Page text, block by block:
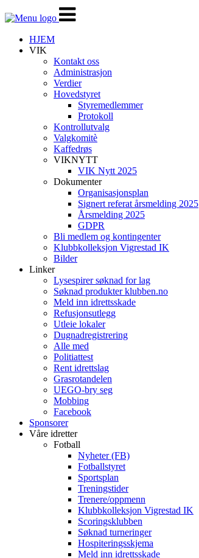
Veksle
navigasjon
HJEM
VIK
Kontakt oss
Administrasjon
Verdier
Hovedstyret
Styremedlemmer
Protokoll
Kontrollutvalg
Valgkomitè
Kaffedrøs
VIKNYTT
VIK Nytt 2025
Dokumenter
Organisasjonsplan
Signert referat årsmelding 2025
Årsmelding 2025
GDPR
Bli medlem og kontingenter
Klubbkolleksjon Vigrestad IK
Bilder
Linker
Lysespirer søknad for lag
Søknad produkter klubben.no
Meld inn idrettsskade
Refusjonsutlegg
Utleie lokaler
Dugnadregistrering
Alle med
Politiattest
Rent idrettslag
Grasrotandelen
UEGO-bry seg
Mobbing
Facebook
Sponsorer
Våre idretter
Fotball
Nyheter (FB)
Fotballstyret
Sportsplan
Treningstider
Trenere/oppmenn
Klubbkolleksjon Vigrestad IK
Scoringsklubben
Søknad turneringer
Hospiteringsskjema
Meld inn idrettsskade